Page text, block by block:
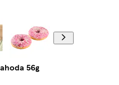
56g